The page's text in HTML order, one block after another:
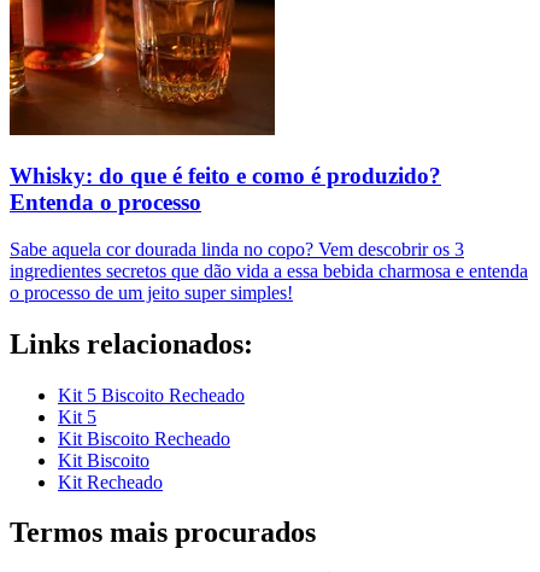
Whisky: do que é feito e como é produzido?
Entenda o processo
Sabe aquela cor dourada linda no copo? Vem descobrir os 3
ingredientes secretos que dão vida a essa bebida charmosa e entenda
o processo de um jeito super simples!
Links relacionados:
Kit 5 Biscoito Recheado
Kit 5
Kit Biscoito Recheado
Kit Biscoito
Kit Recheado
Termos mais procurados